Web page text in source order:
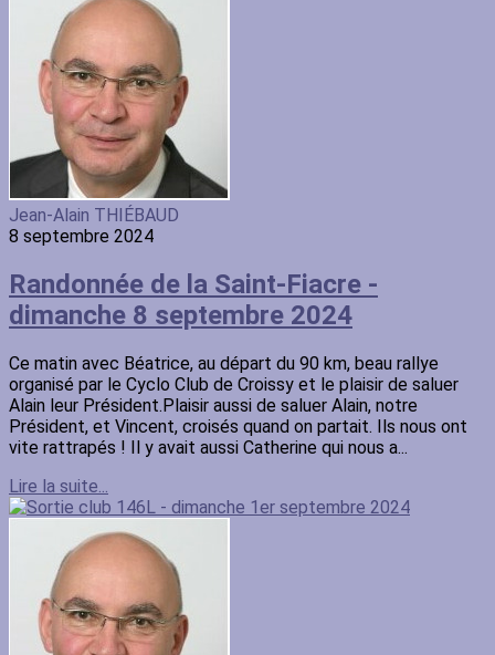
Jean-Alain THIÉBAUD
8 septembre 2024
Randonnée de la Saint-Fiacre -
dimanche 8 septembre 2024
Ce matin avec Béatrice, au départ du 90 km, beau rallye
organisé par le Cyclo Club de Croissy et le plaisir de saluer
Alain leur Président.Plaisir aussi de saluer Alain, notre
Président, et Vincent, croisés quand on partait. Ils nous ont
vite rattrapés ! Il y avait aussi Catherine qui nous a...
Lire la suite...